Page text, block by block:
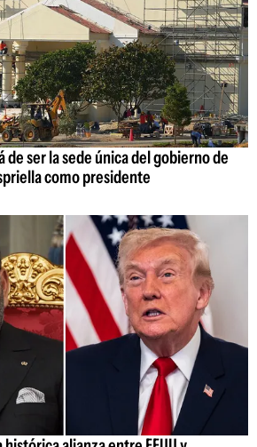
de ser la sede única del gobierno de
como presidente